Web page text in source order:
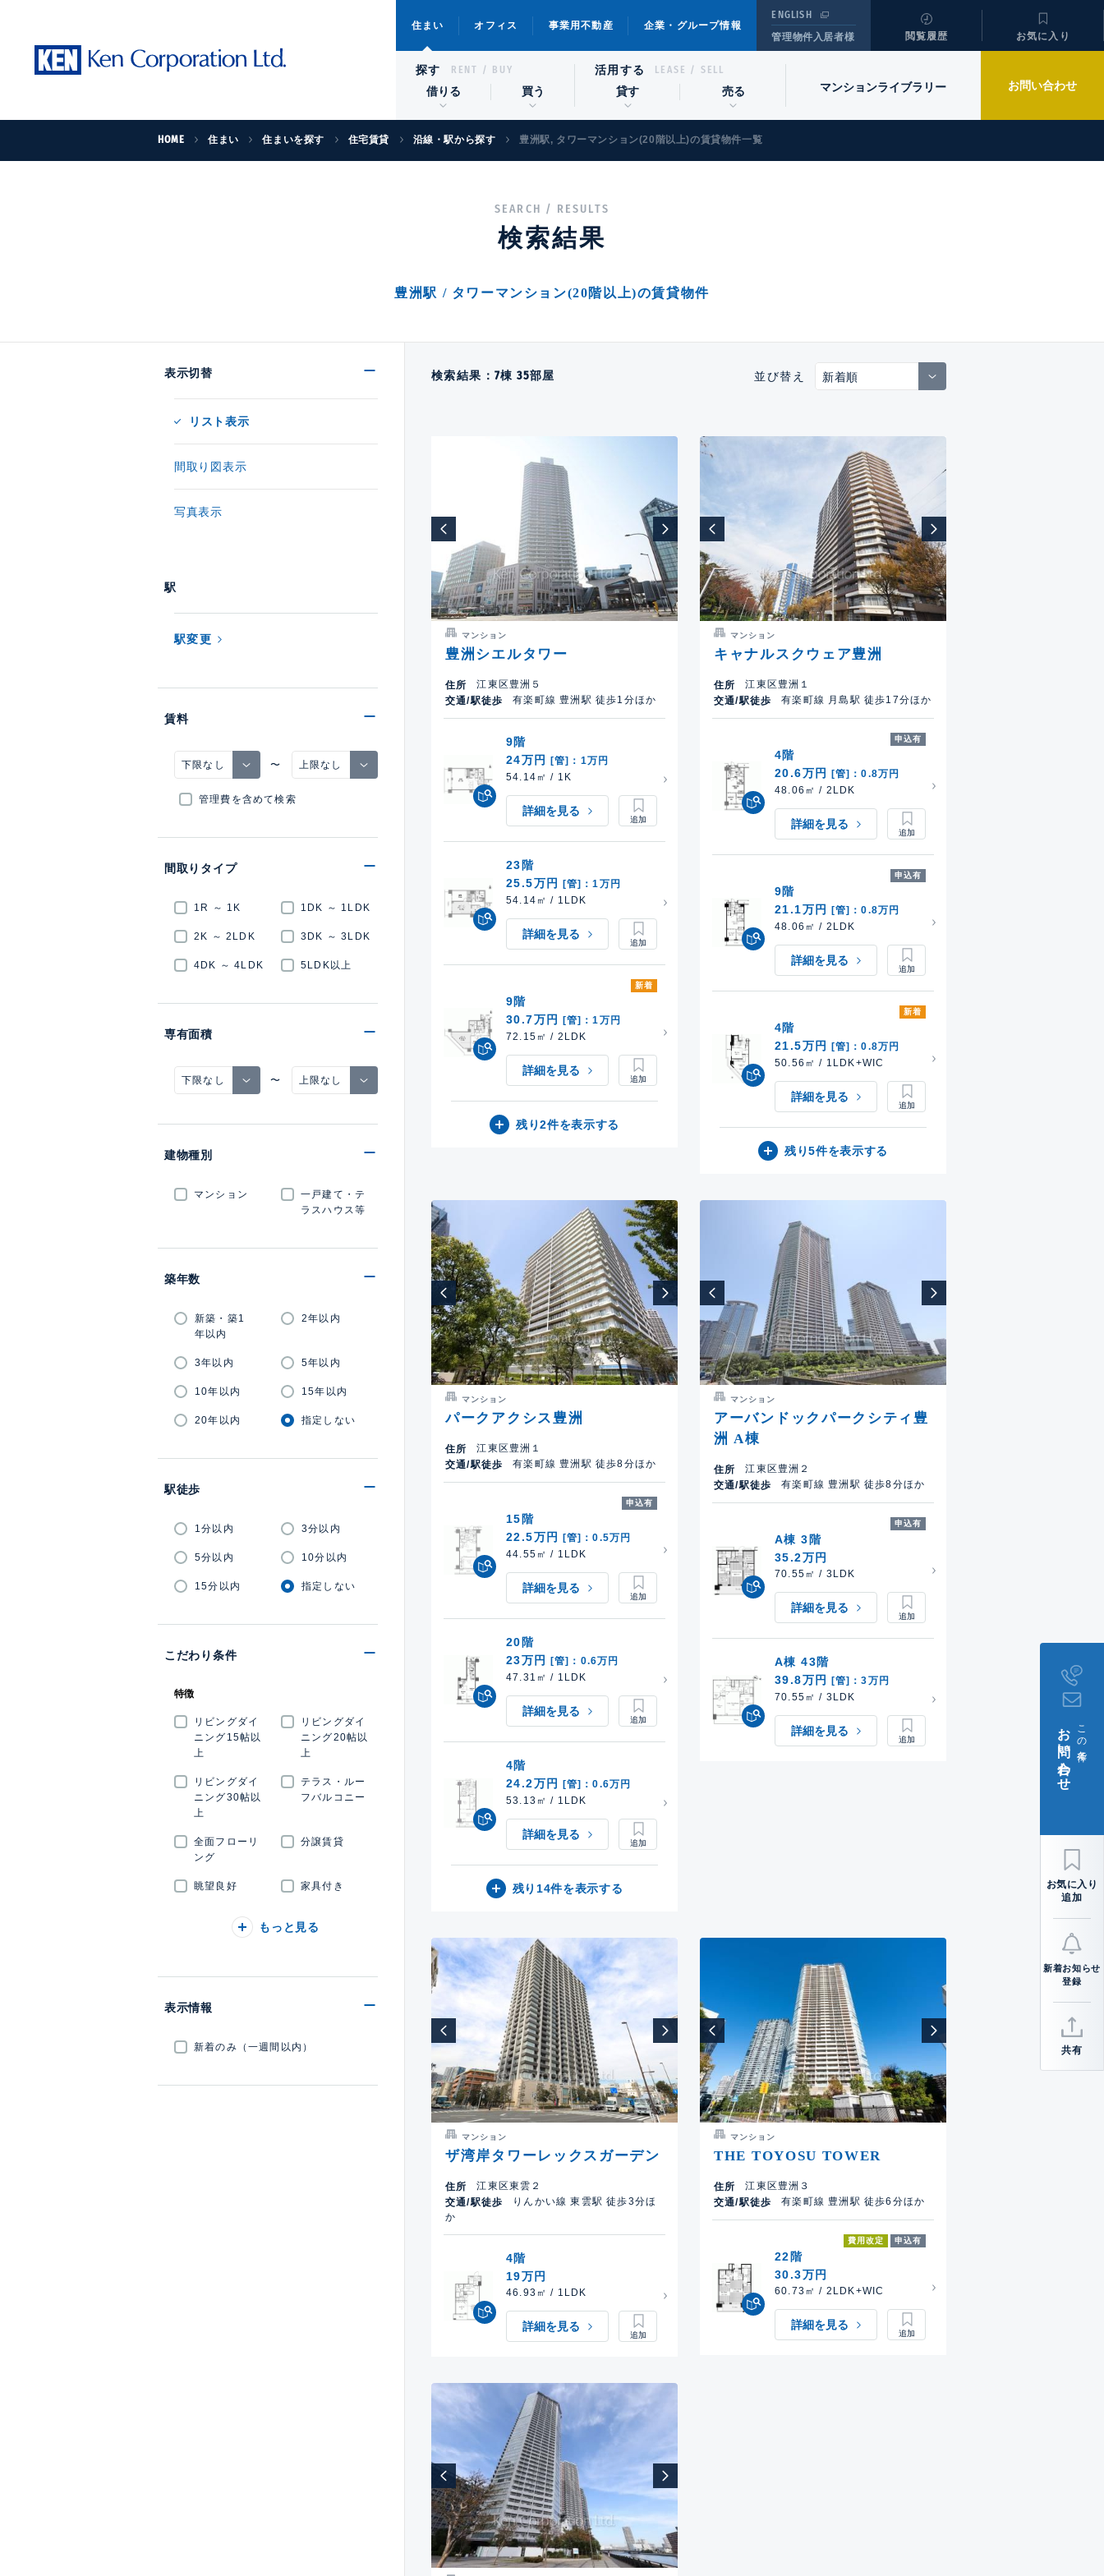
住まい オフィス 事業用不動産 企業・グループ情報
ENGLISH
管理物件入居者様
閲覧履歴 お気に入り
探す RENT / BUY
借りる 買う
活用する LEASE / SELL
貸す 売る マンションライブラリー お問い合わせ
HOME 住まい 住まいを探す 住宅賃貸 沿線・駅から探す 豊洲駅, タワーマンション(20階以上)の賃貸物件一覧
SEARCH / RESULTS
検索結果
豊洲駅 / タワーマンション(20階以上)の賃貸物件
表示切替
リスト表示
間取り図表示
写真表示
駅
駅変更
賃料
〜
管理費を含めて検索
間取りタイプ
1R ～ 1K 1DK ～ 1LDK
2K ～ 2LDK 3DK ～ 3LDK
4DK ～ 4LDK 5LDK以上
専有面積
〜
建物種別
マンション
一戸建て・テ
ラスハウス等
築年数
新築・築1
年以内
2年以内
3年以内 5年以内
10年以内 15年以内
20年以内 指定しない
駅徒歩
1分以内 3分以内
5分以内 10分以内
15分以内 指定しない
こだわり条件
特徴
リビングダイ
ニング15帖以
上
リビングダイ
ニング20帖以
上
リビングダイ
ニング30帖以
上
テラス・ルー
フバルコニー
全面フローリ
ング
分譲賃貸
眺望良好 家具付き
もっと見る
表示情報
新着のみ（一週間以内）
検索結果： 7棟35部屋 並び替え
マンション
豊洲シエルタワー
住所
江東区豊洲５
交通/駅徒歩
有楽町線 豊洲駅 徒歩1分ほか
9階
24万円
[管]：1万円
54.14㎡ / 1K
詳細を見る
23階
25.5万円
[管]：1万円
54.14㎡ / 1LDK
詳細を見る
新着
9階
30.7万円
[管]：1万円
72.15㎡ / 2LDK
詳細を見る
残り2件を表示する
マンション
キャナルスクウェア豊洲
住所
江東区豊洲１
交通/駅徒歩
有楽町線 月島駅 徒歩17分ほか
申込有
4階
20.6万円
[管]：0.8万円
48.06㎡ / 2LDK
詳細を見る
申込有
9階
21.1万円
[管]：0.8万円
48.06㎡ / 2LDK
詳細を見る
新着
4階
21.5万円
[管]：0.8万円
50.56㎡ / 1LDK+WIC
詳細を見る
残り5件を表示する
マンション
パークアクシス豊洲
住所
江東区豊洲１
交通/駅徒歩
有楽町線 豊洲駅 徒歩8分ほか
申込有
15階
22.5万円
[管]：0.5万円
44.55㎡ / 1LDK
詳細を見る
20階
23万円
[管]：0.6万円
47.31㎡ / 1LDK
詳細を見る
4階
24.2万円
[管]：0.6万円
53.13㎡ / 1LDK
詳細を見る
残り14件を表示する
マンション
アーバンドックパークシティ豊
洲 A棟
住所
江東区豊洲２
交通/駅徒歩
有楽町線 豊洲駅 徒歩8分ほか
申込有
A棟 3階
35.2万円
70.55㎡ / 3LDK
詳細を見る
A棟 43階
39.8万円
[管]：3万円
70.55㎡ / 3LDK
詳細を見る
マンション
ザ湾岸タワーレックスガーデン
住所
江東区東雲２
交通/駅徒歩
りんかい線 東雲駅 徒歩3分ほ
か
4階
19万円
46.93㎡ / 1LDK
詳細を見る
マンション
THE TOYOSU TOWER
住所
江東区豊洲３
交通/駅徒歩
有楽町線 豊洲駅 徒歩6分ほか
費用改定 申込有
22階
30.3万円
60.73㎡ / 2LDK+WIC
詳細を見る
この条件で
お問い合わせ
お気に入り
追加
新着お知らせ
登録
共有